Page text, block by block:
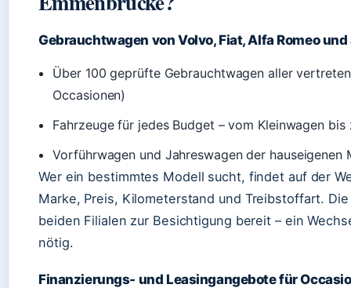
Gebrauchtwagen von Volvo, Fiat, Alfa Romeo
Über 100 geprüfte Gebrauchtwagen aller
Occasionen)
Fahrzeuge für jedes Budget – vom Kleinwagen bis
Vorführwagen und Jahreswagen der hauseigenen
Wer ein bestimmtes Modell sucht, findet auf der
Marke, Preis, Kilometerstand und Treibstoffart.
beiden Filialen zur Besichtigung bereit – ein
nötig.
Finanzierungs- und Leasingangebote für